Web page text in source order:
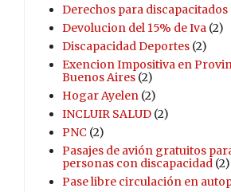
Derechos para discapacitados
Devolucion del 15% de Iva (2)
Discapacidad Deportes (2)
Exencion Impositiva en
Buenos Aires (2)
Hogar Ayelen (2)
INCLUIR SALUD (2)
PNC (2)
Pasajes de avión gratuitos
personas con discapacidad (2)
Pase libre circulación en